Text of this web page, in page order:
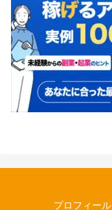
プロフィール